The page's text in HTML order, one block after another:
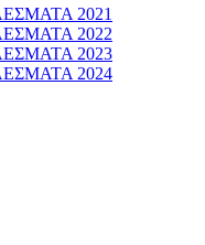
2021
2022
2023
2024